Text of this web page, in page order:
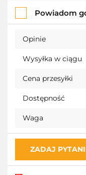
Do
przechowalni
Powiadom
Opinie
Wysyłka w ciągu
Cena przesyłki
Dostępność
Waga
ZADAJ